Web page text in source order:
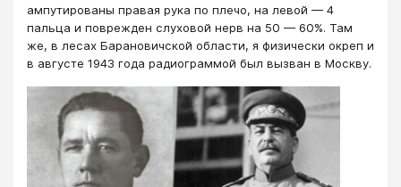
ампутированы правая рука по плечо, на левой — 4
пальца и поврежден слуховой нерв на 50 — 60%. Там
же, в лесах Барановичской области, я физически окреп и
в августе 1943 года радиограммой был вызван в Москву.